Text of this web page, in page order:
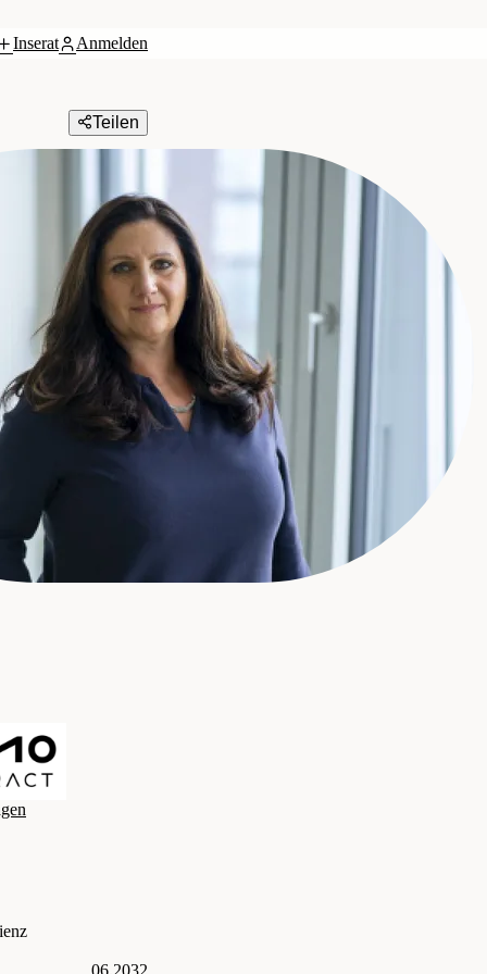
Inserat
Anmelden
Teilen
06.2032